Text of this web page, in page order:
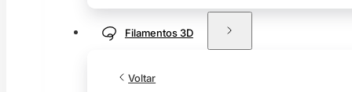
Filamentos 3D
Voltar